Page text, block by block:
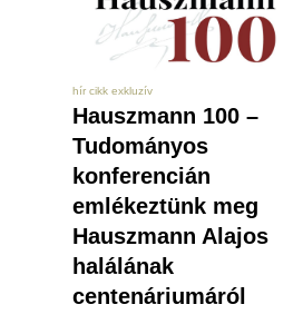
hír cikk exkluzív
Hauszmann 100 –
Tudományos
konferencián
emlékeztünk meg
Hauszmann Alajos
halálának
centenáriumáról